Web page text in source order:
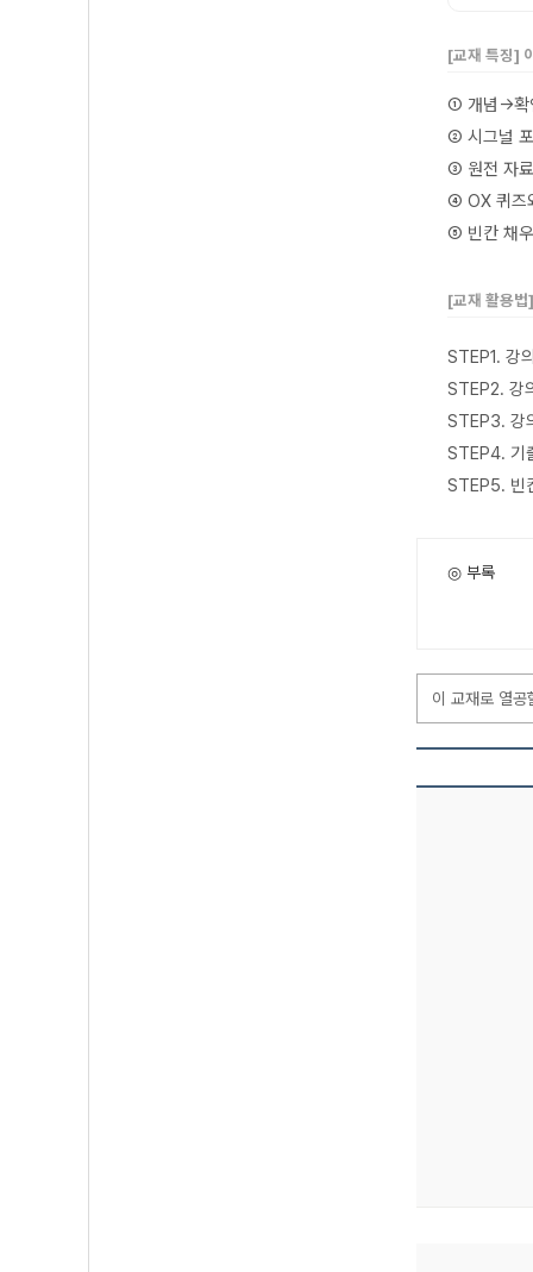
[교재 특징]
① 개념→확
② 시그널
③ 원전 자
④ OX 퀴즈
⑤ 빈칸 채
[교재 활용법
STEP1. 강
STEP2. 강
STEP3. 강
STEP4. 기
STEP5. 빈
◎ 부록
이 교재로 열